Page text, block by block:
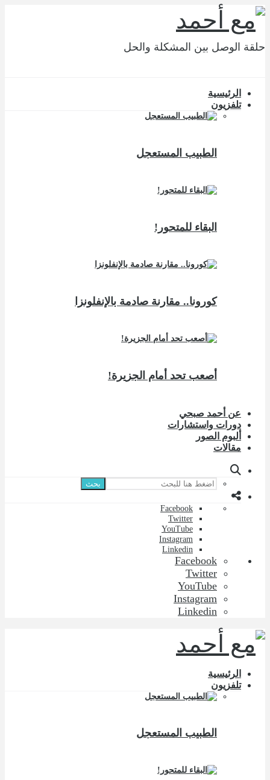
حلقة الوصل بين المشكلة والحل
الرئيسية
تلفزيون
الطبيب المستعجل
البقاء للمتحور!
كورونا.. مقارنة صادمة بالإنفلونزا
أصعب تحد أمام الجزيرة!
عن أحمد صبحي
دورات واستشارات
ألبوم الصور
مقالات
بحث
Facebook
Twitter
YouTube
Instagram
Linkedin
Facebook
Twitter
YouTube
Instagram
Linkedin
الرئيسية
تلفزيون
الطبيب المستعجل